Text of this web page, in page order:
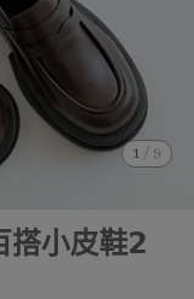
1 / 9
搭小皮鞋𝟮